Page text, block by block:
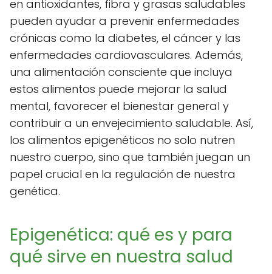
en antioxidantes, fibra y grasas saludables
pueden ayudar a prevenir enfermedades
crónicas como la diabetes, el cáncer y las
enfermedades cardiovasculares. Además,
una alimentación consciente que incluya
estos alimentos puede mejorar la salud
mental, favorecer el bienestar general y
contribuir a un envejecimiento saludable. Así,
los alimentos epigenéticos no solo nutren
nuestro cuerpo, sino que también juegan un
papel crucial en la regulación de nuestra
genética.
Epigenética: qué es y para
qué sirve en nuestra salud